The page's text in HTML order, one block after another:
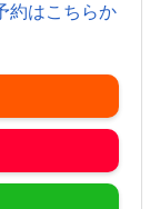
約はこちらか